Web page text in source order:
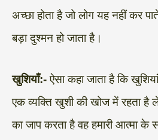
अच्छा होता है जो लोग यह नहीं कर
बड़ा दुश्मन हो जाता है।
खुशियाँ:-ऐसा कहा जाता है कि
एक व्यक्ति खुशी की खोज में रहता है
का जाप करता है वह हमारी आत्मा के